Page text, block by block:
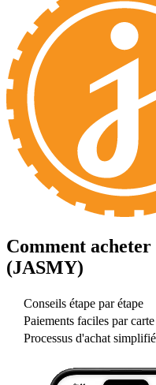
Comment acheter
(JASMY)
Conseils étape par étape
Paiements faciles par
Processus d'achat simplifié